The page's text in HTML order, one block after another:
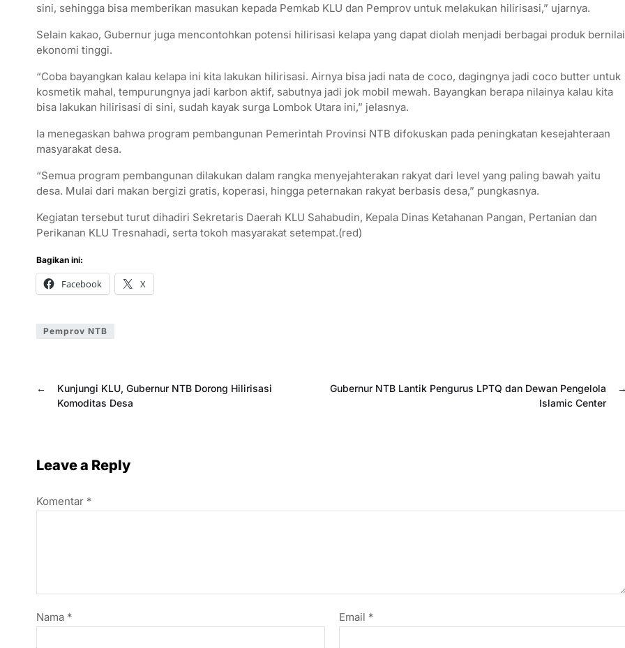
sini, sehingga bisa memberikan masukan kepada Pemkab KLU dan Pemprov untuk melakukan hilirisasi,” ujarnya.
Selain kakao, Gubernur juga mencontohkan potensi hilirisasi kelapa yang dapat diolah menjadi berbagai produk bernilai
ekonomi tinggi.
“Coba bayangkan kalau kelapa ini kita lakukan hilirisasi. Airnya bisa jadi nata de coco, dagingnya jadi coco butter untuk
kosmetik mahal, tempurungnya jadi karbon aktif, sabutnya jadi jok mobil mewah. Bayangkan berapa nilainya kalau kita
bisa lakukan hilirisasi di sini, sudah kayak surga Lombok Utara ini,” jelasnya.
Ia menegaskan bahwa program pembangunan Pemerintah Provinsi NTB difokuskan pada peningkatan kesejahteraan
masyarakat desa.
“Semua program pembangunan dilakukan dalam rangka menyejahterakan rakyat dari level yang paling bawah yaitu
desa. Mulai dari makan bergizi gratis, koperasi, hingga peternakan rakyat berbasis desa,” pungkasnya.
Kegiatan tersebut turut dihadiri Sekretaris Daerah KLU Sahabudin, Kepala Dinas Ketahanan Pangan, Pertanian dan
Perikanan KLU Tresnahadi, serta tokoh masyarakat setempat.(red)
Bagikan ini:
Facebook X
Pemprov NTB
←
Kunjungi KLU, Gubernur NTB Dorong Hilirisasi
Komoditas Desa
Gubernur NTB Lantik Pengurus LPTQ dan Dewan Pengelola
Islamic Center
Leave a Reply
Komentar *
Nama * Email *